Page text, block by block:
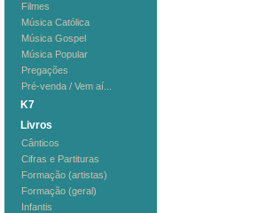
Filmes
Música Católica
Música Gospel
Música Popular
Pregações
Pré-venda / Vem aí...
K7
Livros
Cânticos
Cifras e Partituras
Formação (artistas)
Formação (geral)
Infantis